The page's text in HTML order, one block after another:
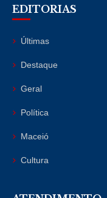
EDITORIAS
Últimas
Destaque
Geral
Política
Maceió
Cultura